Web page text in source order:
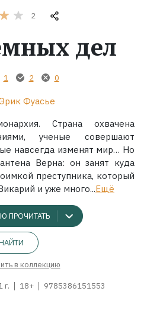
2
дел
1 2 0
Эрик Фуасье
Страна охвачена
ученые совершают
навсегда изменят мир… Но
Верна: он занят куда
преступника, который
и уже много...Ещё
ПРОЧИТАТЬ
в коллекцию
г. 18+ 9785386151553